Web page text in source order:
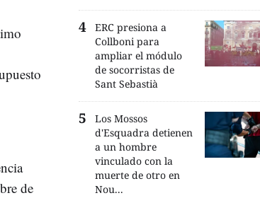
de
ERC presiona a
Collboni para
ampliar el módulo
de socorristas de
Sant Sebastià
Los Mossos
d'Esquadra detienen
a un hombre
vinculado con la
muerte de otro en
Nou...